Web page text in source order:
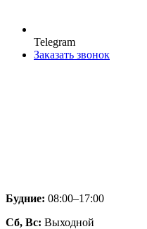
Telegram
Заказать звонок
Будние: 08:00–17:00
Сб, Вс: Выходной